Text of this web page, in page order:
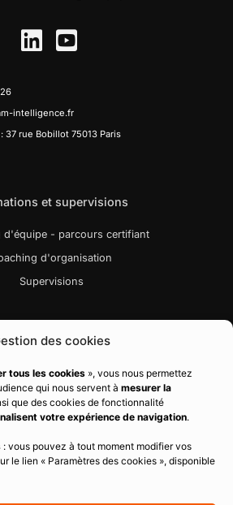
des cookies
tous les cookies », vous nous permettez
qui nous servent à mesurer la
que des cookies de fonctionnalité
votre expérience de navigation.
: vous pouvez à tout moment modifier vos
le lien « Paramètres des cookies », disponible
intelligence.fr
37 rue Bobillot 75013 Paris
et supervisions
d'équipe - parcours certifiant
d'organisation
Supervisions
Liens utiles
Bibliographie
Charte qualité
Règlement intérieur
de confidentialité